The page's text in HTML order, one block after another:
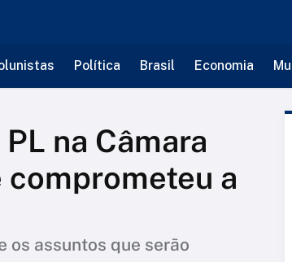
Política Brasil Economia
na Câmara
a
os assuntos que serão